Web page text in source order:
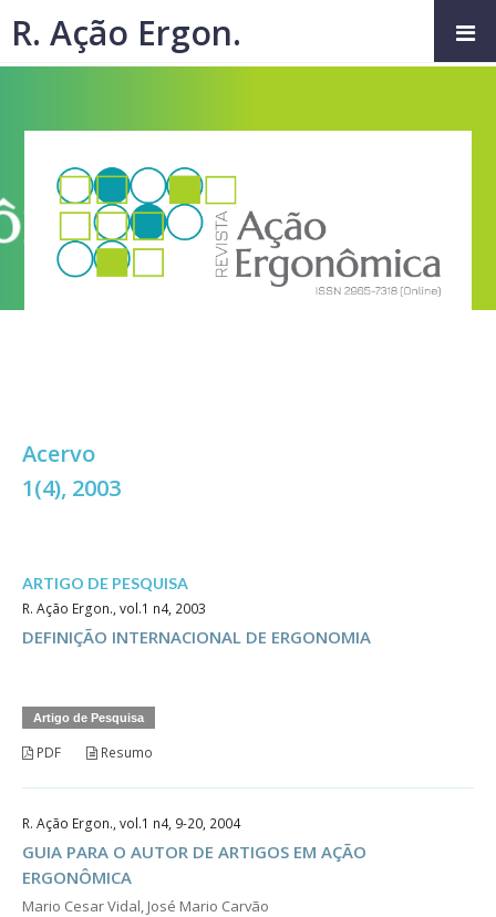
Acervo
1(4), 2003
ARTIGO DE PESQUISA
R. Ação Ergon., vol.1 n4, 2003
DEFINIÇÃO INTERNACIONAL DE ERGONOMIA
Artigo de Pesquisa
PDF Resumo
R. Ação Ergon., vol.1 n4, 9-20, 2004
GUIA PARA O AUTOR DE ARTIGOS EM AÇÃO
ERGONÔMICA
Mario Cesar Vidal, José Mario Carvão
R. Ação Ergon.